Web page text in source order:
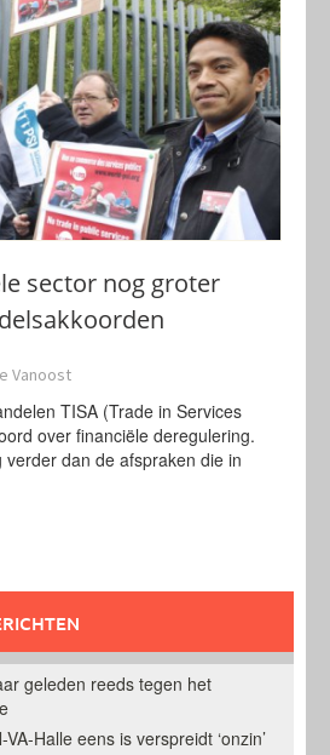
sector nog groter
Vanoost
TISA (Trade in Services
over financiële deregulering.
dan de afspraken die in
geleden reeds tegen het
Halle eens is verspreidt ‘onzin’